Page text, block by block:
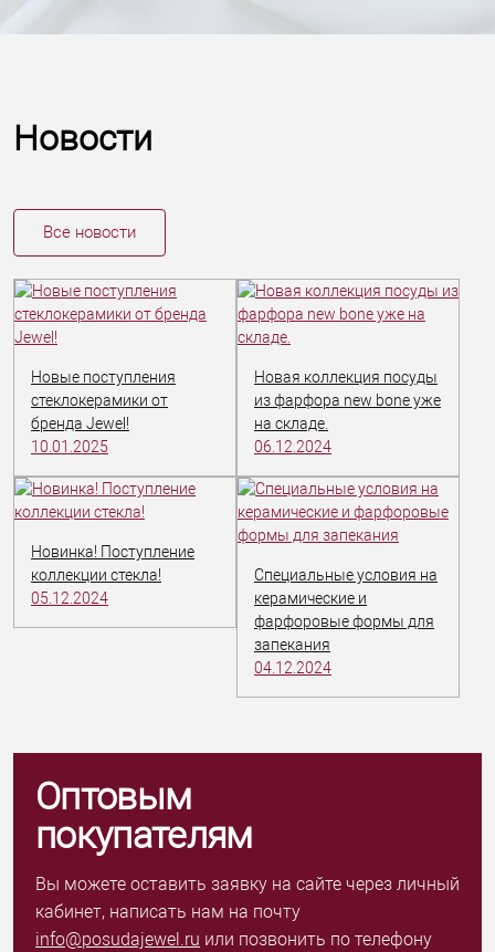
Новости
Все новости
Новые поступления
стеклокерамики от
бренда Jewel!
10.01.2025
Новая коллекция посуды
из фарфора new bone уже
на складе.
06.12.2024
Новинка! Поступление
коллекции стекла!
05.12.2024
Специальные условия на
керамические и
фарфоровые формы для
запекания
04.12.2024
Оптовым
покупателям
Вы можете оставить заявку на сайте через личный
кабинет, написать нам на почту
info@posudajewel.ru или позвонить по телефону